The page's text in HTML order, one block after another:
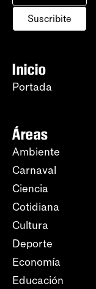
Suscribite
Inicio
Portada
Áreas
Ambiente
Carnaval
Ciencia
Cotidiana
Cultura
Deporte
Economía
Educación